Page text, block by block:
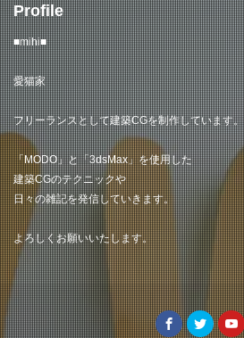
Profile
■mihi■
愛猫家
フリーランスとして建築CGを制作しています。
「MODO」と「3dsMax」を使用した
建築CGのテクニックや
日々の雑記を発信していきます。
よろしくお願いいたします。